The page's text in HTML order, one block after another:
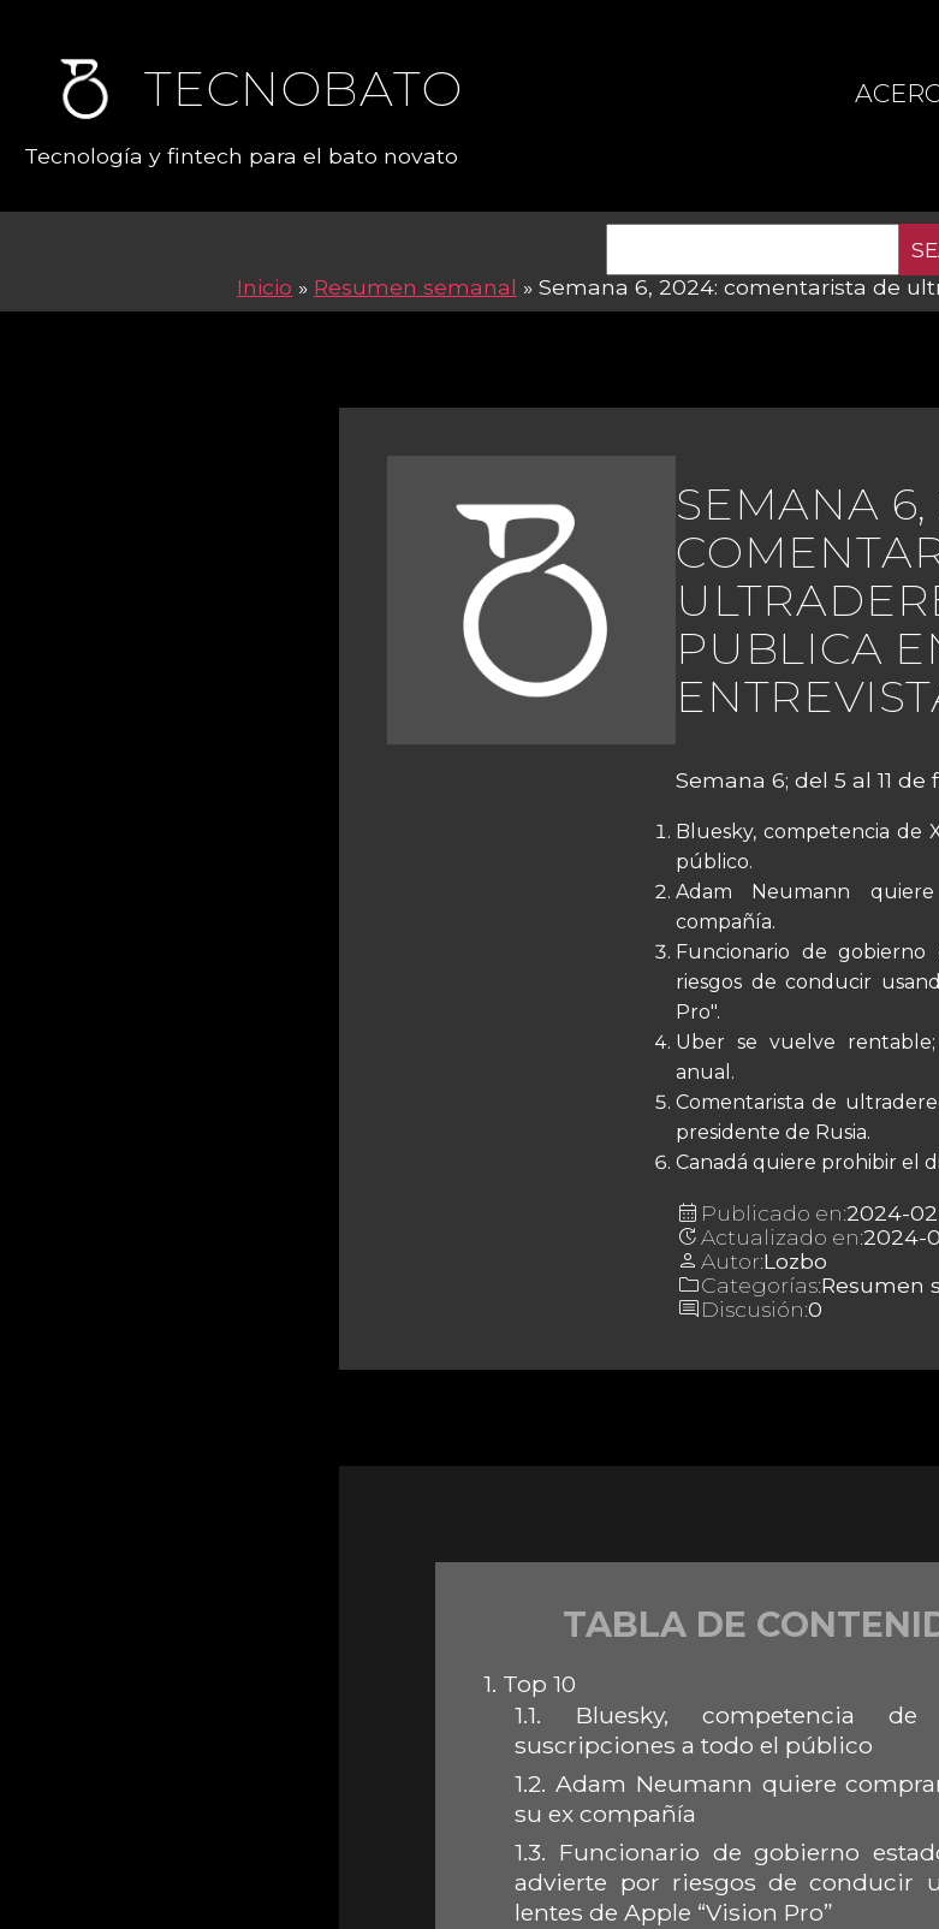
TECNOBATO
Tecnología y fintech para el bato novato
SEARCH
Inicio » Resumen semanal » Semana 6, 2024: comentarista de
SEMANA 6,
PUBLICA
Semana 6; del 5 al 11
Bluesky, competencia de
público.
Adam Neumann
compañía.
Funcionario de gobierno
riesgos de conducir
Pro".
Uber se vuelve
anual.
Comentarista de
presidente de Rusia.
Canadá quiere prohibir el
calendar_month Publicado en:2024-
updateActualizado en:2024-
person Autor:Lozbo
folderCategorías:Resumen
commentDiscusión:0
TABLA DE
1. Top 10
1.1. Bluesky, competencia
suscripciones a todo el público
1.2. Adam Neumann quiere
su ex compañía
1.3. Funcionario de gobierno
advierte por riesgos de conducir
lentes de Apple “Vision Pro”